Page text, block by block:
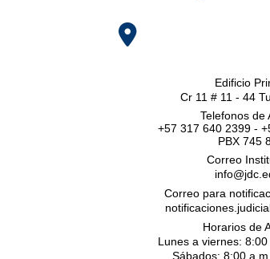
Edificio
Cr 11 # 11 - 44
Telefonos de
+57 317 640 2399 -
PBX 745
Correo
Correo para
Horarios de
Lunes a viernes: 8:00
Sábados: 8:00